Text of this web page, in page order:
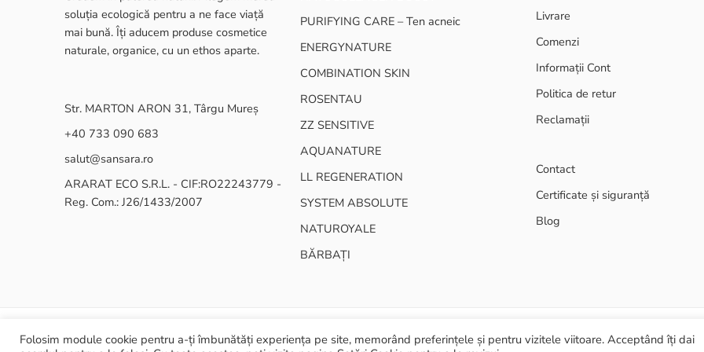
soluția ecologică pentru a ne face viață
mai bună. Îți aducem produse cosmetice
naturale, organice, cu un ethos aparte.
Str. MARTON ARON 31, Târgu Mureș
+40 733 090 683
salut@sansara.ro
ARARAT ECO S.R.L. - CIF:RO22243779 -
Reg. Com.: J26/1433/2007
PURIFYING CARE – Ten acneic
ENERGYNATURE
COMBINATION SKIN
ROSENTAU
ZZ SENSITIVE
AQUANATURE
LL REGENERATION
SYSTEM ABSOLUTE
NATUROYALE
BĂRBAȚI
Livrare
Comenzi
Informații Cont
Politica de retur
Reclamații
Contact
Certificate și siguranță
Blog
© 2024 ARARAT ECO SRL - Toate drepturile rezervate Termeni și
Folosim module cookie pentru a-ți îmbunătăți experiența pe site, memorând preferințele și pentru vizitele viitoare. Acceptând îți dai